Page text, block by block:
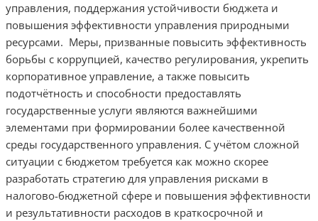
управления, поддержания устойчивости бюджета и
повышения эффективности управления природными
ресурсами. Меры, призванные повысить эффективность
борьбы с коррупцией, качество регулирования, укрепить
корпоративное управление, а также повысить
подотчётность и способности предоставлять
государственные услуги являются важнейшими
элементами при формировании более качественной
среды государственного управления. С учётом сложной
ситуации с бюджетом требуется как можно скорее
разработать стратегию для управления рисками в
налогово-бюджетной сфере и повышения эффективности
и результативности расходов в краткосрочной и